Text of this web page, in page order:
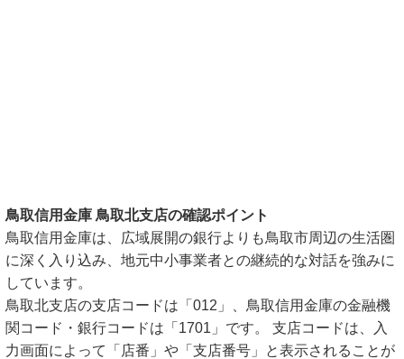
鳥取信用金庫 鳥取北支店の確認ポイント
鳥取信用金庫は、広域展開の銀行よりも鳥取市周辺の生活圏
に深く入り込み、地元中小事業者との継続的な対話を強みに
しています。
鳥取北支店の支店コードは「012」、鳥取信用金庫の金融機
関コード・銀行コードは「1701」です。 支店コードは、入
力画面によって「店番」や「支店番号」と表示されることが